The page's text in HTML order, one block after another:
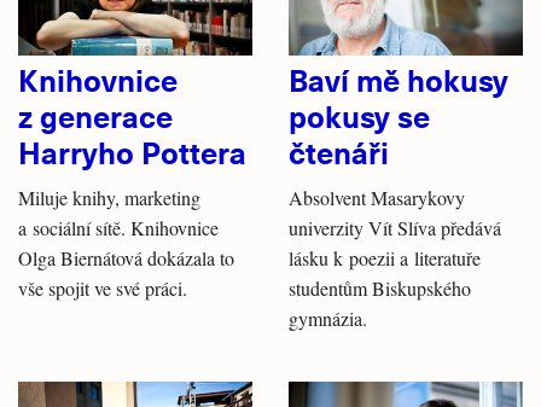
Knihovnice
z generace
Harryho Pottera
Miluje knihy, marketing
a sociální sítě. Knihovnice
Olga Biernátová dokázala to
vše spojit ve své práci.
Baví mě hokusy
pokusy se
čtenáři
Absolvent Masarykovy
univerzity Vít Slíva předává
lásku k poezii a literatuře
studentům Biskupského
gymnázia.